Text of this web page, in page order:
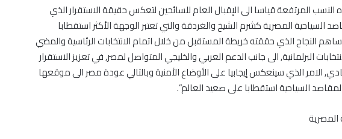
المرتفعة قياسا الى الإقبال العام للسائحين لتعكس حقيقة الاستقرار الذي
السياحية المصرية كشرم الشيخ والغردقة والتي تعتبر الوجهة الأكثر استقطابا
النجاح الذي حققته خريطة المستقبل من خلال اتمام الانتخابات الرئاسية والمضي
البرلمانية, الى جانب الدعم العربي والخليجي المتواصل لمصر, في تعزيز الاستقرار
الامر الذي سينعكس إيجابيا على الأوضاع الأمنية وبالتالي عودة مصر الى موقعها
السياحية استقطابا على صعيد العالم”.
المصرية